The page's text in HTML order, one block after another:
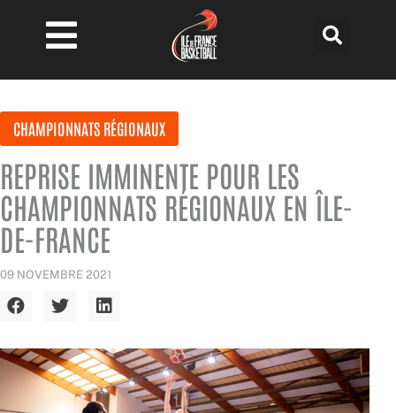
contenu
CHAMPIONNATS RÉGIONAUX
REPRISE IMMINENTE POUR LES
CHAMPIONNATS RÉGIONAUX EN ÎLE-
DE-FRANCE
09 NOVEMBRE 2021